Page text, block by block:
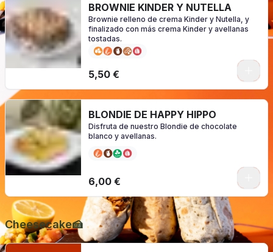
BROWNIE KINDER Y NUTELLA
Brownie relleno de crema Kinder y Nutella, y
finalizado con más crema Kinder y avellanas
tostadas.
5,50 €
BLONDIE DE HAPPY HIPPO
Disfruta de nuestro Blondie de chocolate
blanco y avellanas.
6,00 €
Cheesecake🍰